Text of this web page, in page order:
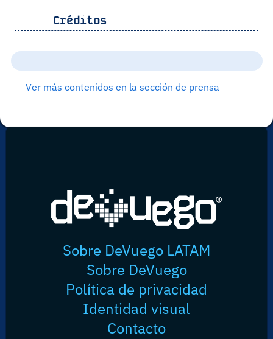
Créditos
Ver más contenidos en la sección de prensa
Sobre DeVuego LATAM
Sobre DeVuego
Política de privacidad
Identidad visual
Contacto